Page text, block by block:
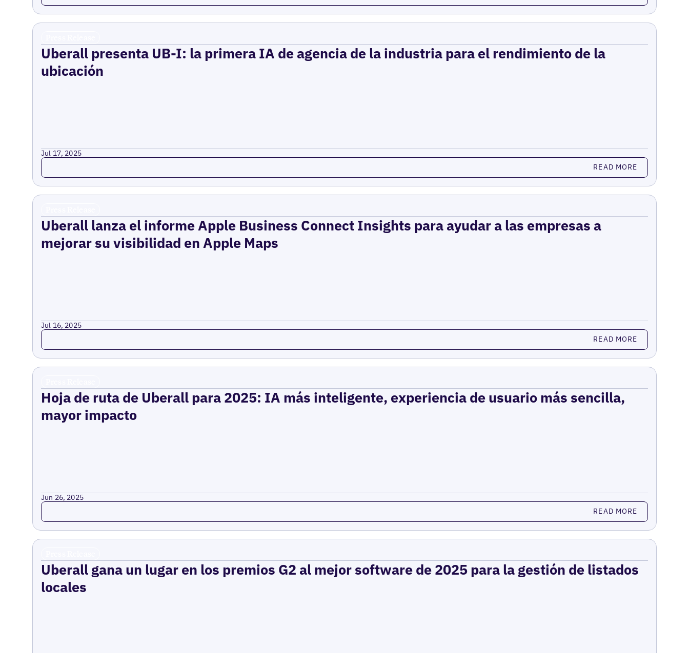
Uberall presenta UB-I: la primera IA de agencia de la industria para el rendimiento de la
ubicación
Jul 17, 2025
Read more READ MORE
Uberall lanza el informe Apple Business Connect Insights para ayudar a las empresas a
mejorar su visibilidad en Apple Maps
Jul 16, 2025
Read more READ MORE
Hoja de ruta de Uberall para 2025: IA más inteligente, experiencia de usuario más sencilla,
mayor impacto
Jun 26, 2025
Read more READ MORE
Uberall gana un lugar en los premios G2 al mejor software de 2025 para la gestión de listados
locales